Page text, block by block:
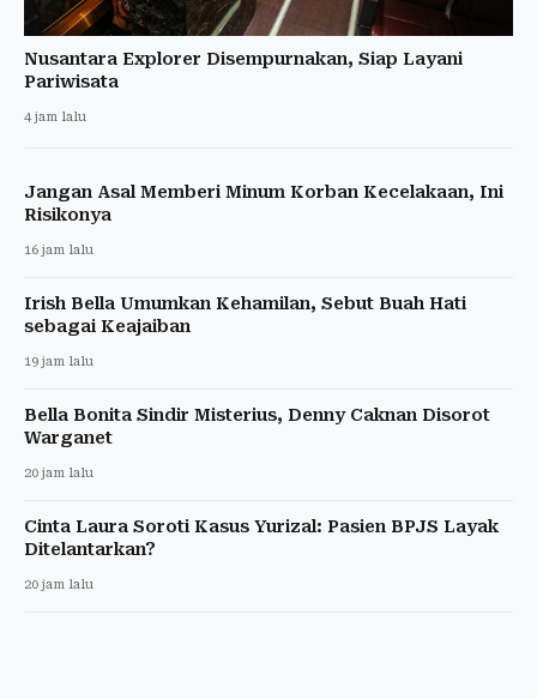
Nusantara Explorer Disempurnakan, Siap Layani
Pariwisata
4 jam lalu
Jangan Asal Memberi Minum Korban Kecelakaan, Ini
Risikonya
16 jam lalu
Irish Bella Umumkan Kehamilan, Sebut Buah Hati
sebagai Keajaiban
19 jam lalu
Bella Bonita Sindir Misterius, Denny Caknan Disorot
Warganet
20 jam lalu
Cinta Laura Soroti Kasus Yurizal: Pasien BPJS Layak
Ditelantarkan?
20 jam lalu